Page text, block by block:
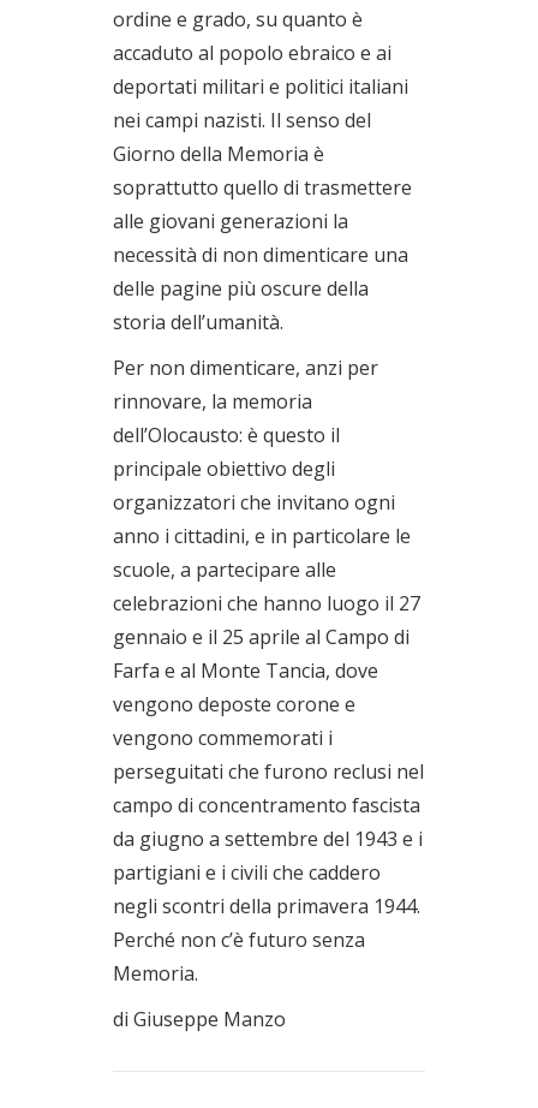
ordine e grado, su quanto è
accaduto al popolo ebraico e ai
deportati militari e politici italiani
nei campi nazisti. Il senso del
Giorno della Memoria è
soprattutto quello di trasmettere
alle giovani generazioni la
necessità di non dimenticare una
delle pagine più oscure della
storia dell’umanità.
Per non dimenticare, anzi per
rinnovare, la memoria
dell’Olocausto: è questo il
principale obiettivo degli
organizzatori che invitano ogni
anno i cittadini, e in particolare le
scuole, a partecipare alle
celebrazioni che hanno luogo il 27
gennaio e il 25 aprile al Campo di
Farfa e al Monte Tancia, dove
vengono deposte corone e
vengono commemorati i
perseguitati che furono reclusi nel
campo di concentramento fascista
da giugno a settembre del 1943 e i
partigiani e i civili che caddero
negli scontri della primavera 1944.
Perché non c’è futuro senza
Memoria.
di Giuseppe Manzo